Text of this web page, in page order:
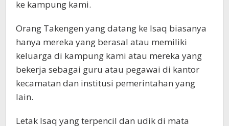
ke kampung kami.
Orang Takengen yang datang ke Isaq biasanya
hanya mereka yang berasal atau memiliki
keluarga di kampung kami atau mereka yang
bekerja sebagai guru atau pegawai di kantor
kecamatan dan institusi pemerintahan yang
lain.
Letak Isaq yang terpencil dan udik di mata